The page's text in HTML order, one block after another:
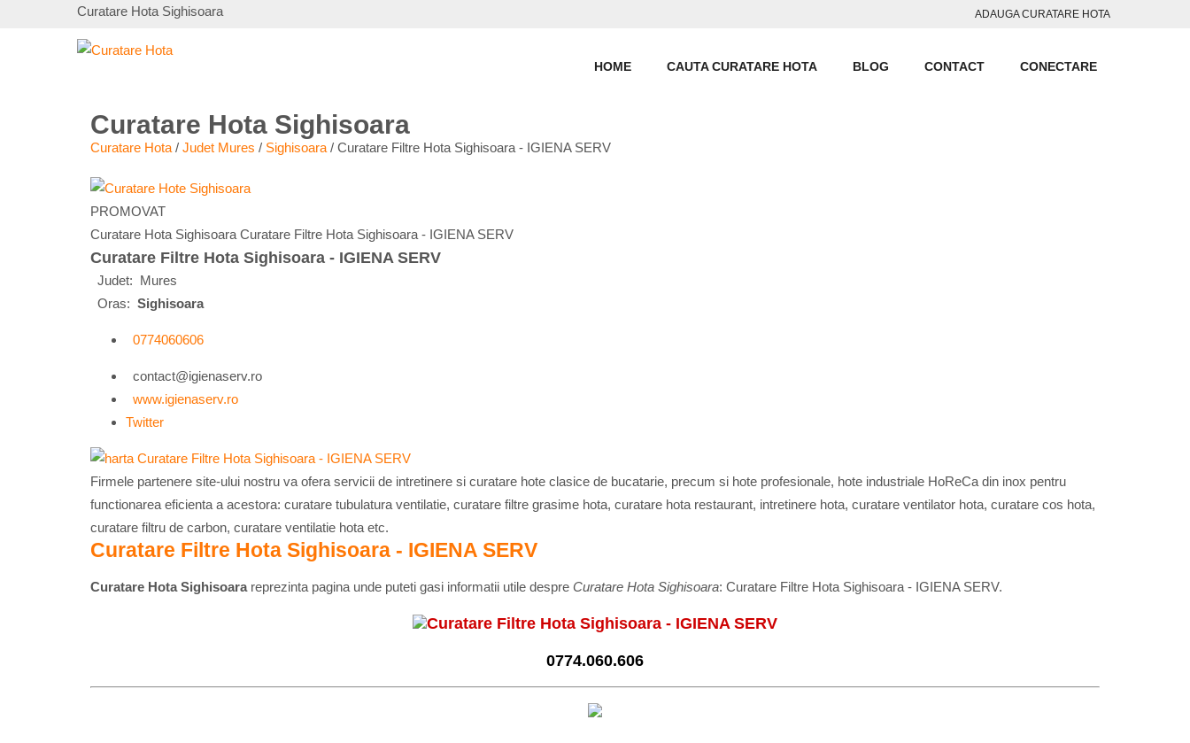
Curatare Hota Sighisoara ADAUGA CURATARE HOTA
HOME CAUTA CURATARE HOTA BLOG CONTACT CONECTARE
Curatare Hota Sighisoara
Curatare Hota / Judet Mures / Sighisoara / Curatare Filtre Hota Sighisoara - IGIENA SERV
PROMOVAT
Curatare Hota Sighisoara Curatare Filtre Hota Sighisoara - IGIENA SERV
Curatare Filtre Hota Sighisoara - IGIENA SERV
Judet: Mures
Oras: Sighisoara
0774060606
contact@igienaserv.ro
www.igienaserv.ro
Twitter
Firmele partenere site-ului nostru va ofera servicii de intretinere si curatare hote clasice de bucatarie, precum si hote profesionale, hote industriale HoReCa din inox pentru
functionarea eficienta a acestora: curatare tubulatura ventilatie, curatare filtre grasime hota, curatare hota restaurant, intretinere hota, curatare ventilator hota, curatare cos hota,
curatare filtru de carbon, curatare ventilatie hota etc.
Curatare Filtre Hota Sighisoara - IGIENA SERV
Curatare Hota Sighisoarareprezinta pagina unde puteti gasi informatii utile despre Curatare Hota Sighisoara: Curatare Filtre Hota Sighisoara - IGIENA SERV.
Curatare Filtre Hota Sighisoara - IGIENA SERV
0774.060.606